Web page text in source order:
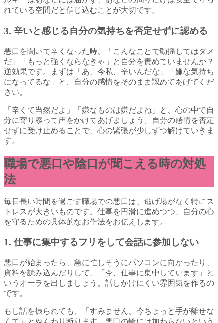
れている空間だと信じ込むことが大切です。
3. 辛いと感じる自分の気持ちを否定せずに認める
悪口を聞いて辛くなった時、「こんなことで動揺してはダメ
だ」「もっと強くならなきゃ」と自分を責めていませんか？
逆効果です。まずは「あ、今私、辛いんだな」「嫌な気持ち
になってるな」と、自分の感情をそのまま認めてあげてくだ
さい。
「辛くて当然だよ」「嫌なものは嫌だよね」と、心の中で自
分に寄り添って声をかけてあげましょう。自分の感情を否定
せずに受け止めることで、心の緊張が少しずつ解けていきま
す。
職場で悪口や陰口が聞こえる時の対処
法
毎日長い時間を過ごす職場での悪口は、逃げ場がなく特にス
トレスが大きいものです。仕事を円滑に進めつつ、自分の心
を守るための具体的なお作法をお伝えします。
1. 仕事に集中するフリをして会話に参加しない
悪口が始まったら、急に忙しそうにパソコンに向かったり、
資料を読み込んだりして、「今、仕事に集中しています」と
いうオーラを出しましょう。話しかけにくい雰囲気を作るの
です。
もし話を振られても、「すみません、今ちょっと手が離せな
くて」とやんわり断ります。悪口の輪には加わらないという